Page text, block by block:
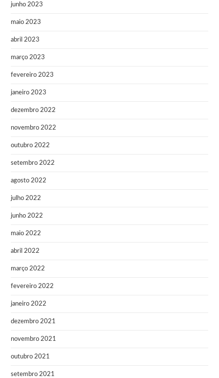
junho 2023
maio 2023
abril 2023
março 2023
fevereiro 2023
janeiro 2023
dezembro 2022
novembro 2022
outubro 2022
setembro 2022
agosto 2022
julho 2022
junho 2022
maio 2022
abril 2022
março 2022
fevereiro 2022
janeiro 2022
dezembro 2021
novembro 2021
outubro 2021
setembro 2021